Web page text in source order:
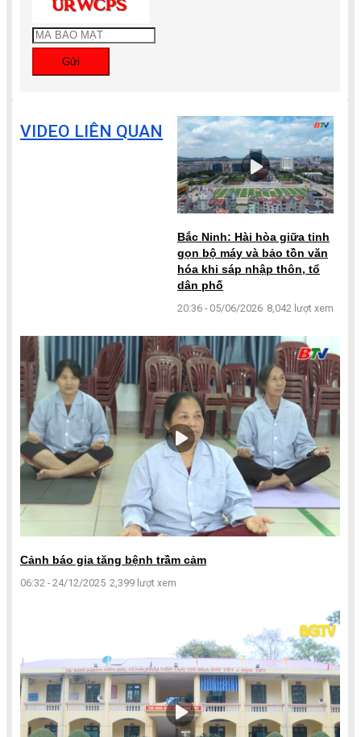
Gửi
VIDEO LIÊN QUAN
Bắc Ninh: Hài hòa giữa tinh
gọn bộ máy và bảo tồn văn
hóa khi sáp nhập thôn, tổ
dân phố
20:36 - 05/06/2026 8,042 lượt xem
Cảnh báo gia tăng bệnh trầm cảm
06:32 - 24/12/2025 2,399 lượt xem